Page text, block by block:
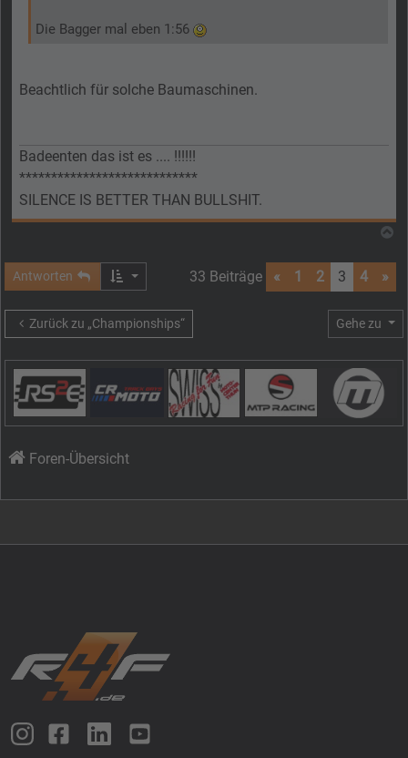
Die Bagger mal eben 1:56
Beachtlich für solche Baumaschinen.
Badeenten das ist es .... !!!!!!
****************************
SILENCE IS BETTER THAN BULLSHIT.
Antworten 33 Beiträge « 1 2 3 4 »
Zurück zu „Championships“ Gehe zu
Foren-Übersicht